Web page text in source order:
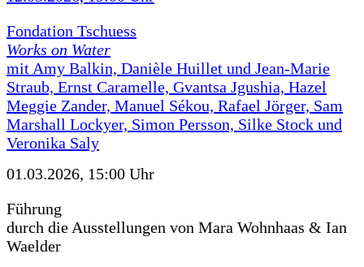
Fondation Tschuess
Works on Water
mit Amy Balkin, Danièle Huillet und Jean-Marie
Straub, Ernst Caramelle, Gvantsa Jgushia, Hazel
Meggie Zander, Manuel Sékou, Rafael Jörger, Sam
Marshall Lockyer, Simon Persson, Silke Stock und
Veronika Saly
01.03.2026, 15:00 Uhr
Führung
durch die Ausstellungen von Mara Wohnhaas & Ian
Waelder